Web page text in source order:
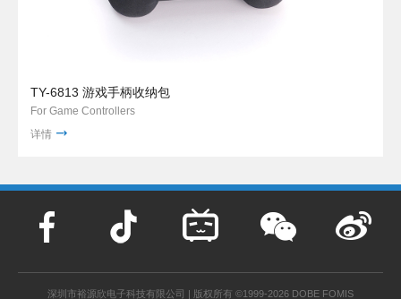
TY-6813 游戏手柄收纳包
For Game Controllers
详情
深圳市裕源欣电子科技有限公司 | 版权所有 ©1999-2026 DOBE FOMIS